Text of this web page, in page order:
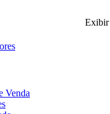
Venda